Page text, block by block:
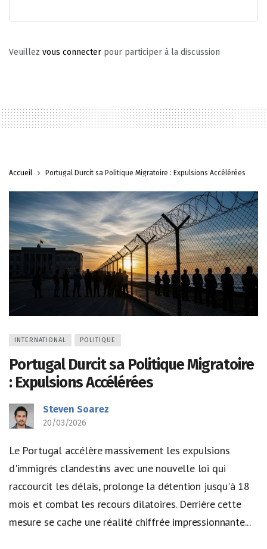
Veuillez vous connecter pour participer à la discussion
Accueil Portugal Durcit sa Politique Migratoire : Expulsions Accélérées
INTERNATIONAL POLITIQUE
Portugal Durcit sa Politique Migratoire
: Expulsions Accélérées
Steven Soarez
20/03/2026
Le Portugal accélère massivement les expulsions
d'immigrés clandestins avec une nouvelle loi qui
raccourcit les délais, prolonge la détention jusqu'à 18
mois et combat les recours dilatoires. Derrière cette
mesure se cache une réalité chiffrée impressionnante...